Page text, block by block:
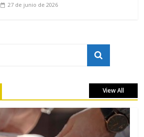
27 de junio de 2026
View All